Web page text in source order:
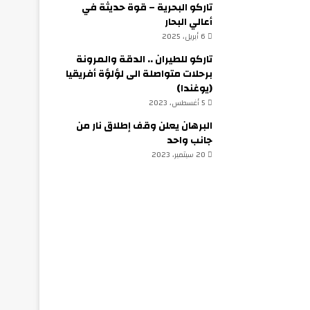
تاركو البحرية – قوة حديثة في
أعالي البحار
6 أبريل، 2025
تاركو للطيران .. الدقة والمرونة
برحلات متواصلة الى لؤلؤة أفريقيا
(يوغندا)
5 أغسطس، 2023
البرهان يعلن وقف إطلاق نار من
جانب واحد
20 سبتمبر، 2023